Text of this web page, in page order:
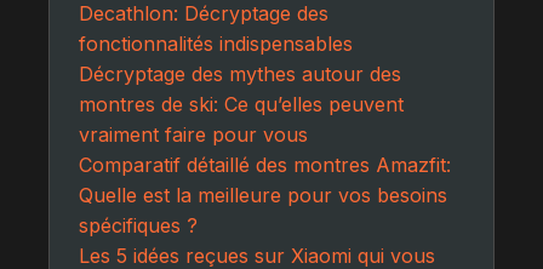
Decathlon: Décryptage des
fonctionnalités indispensables
Décryptage des mythes autour des
montres de ski: Ce qu’elles peuvent
vraiment faire pour vous
Comparatif détaillé des montres Amazfit:
Quelle est la meilleure pour vos besoins
spécifiques ?
Les 5 idées reçues sur Xiaomi qui vous